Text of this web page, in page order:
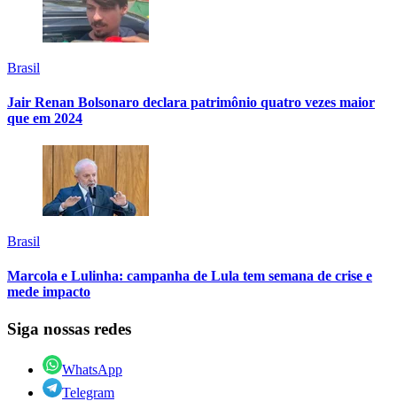
Brasil
Jair Renan Bolsonaro declara patrimônio quatro vezes maior
que em 2024
Brasil
Marcola e Lulinha: campanha de Lula tem semana de crise e
mede impacto
Siga nossas redes
WhatsApp
Telegram